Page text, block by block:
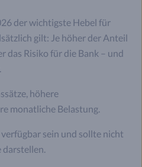
der wichtigste Hebel für
gilt: Je höher der Anteil
das Risiko für die Bank – und
höhere
monatliche Belastung.
sein und sollte nicht
darstellen.